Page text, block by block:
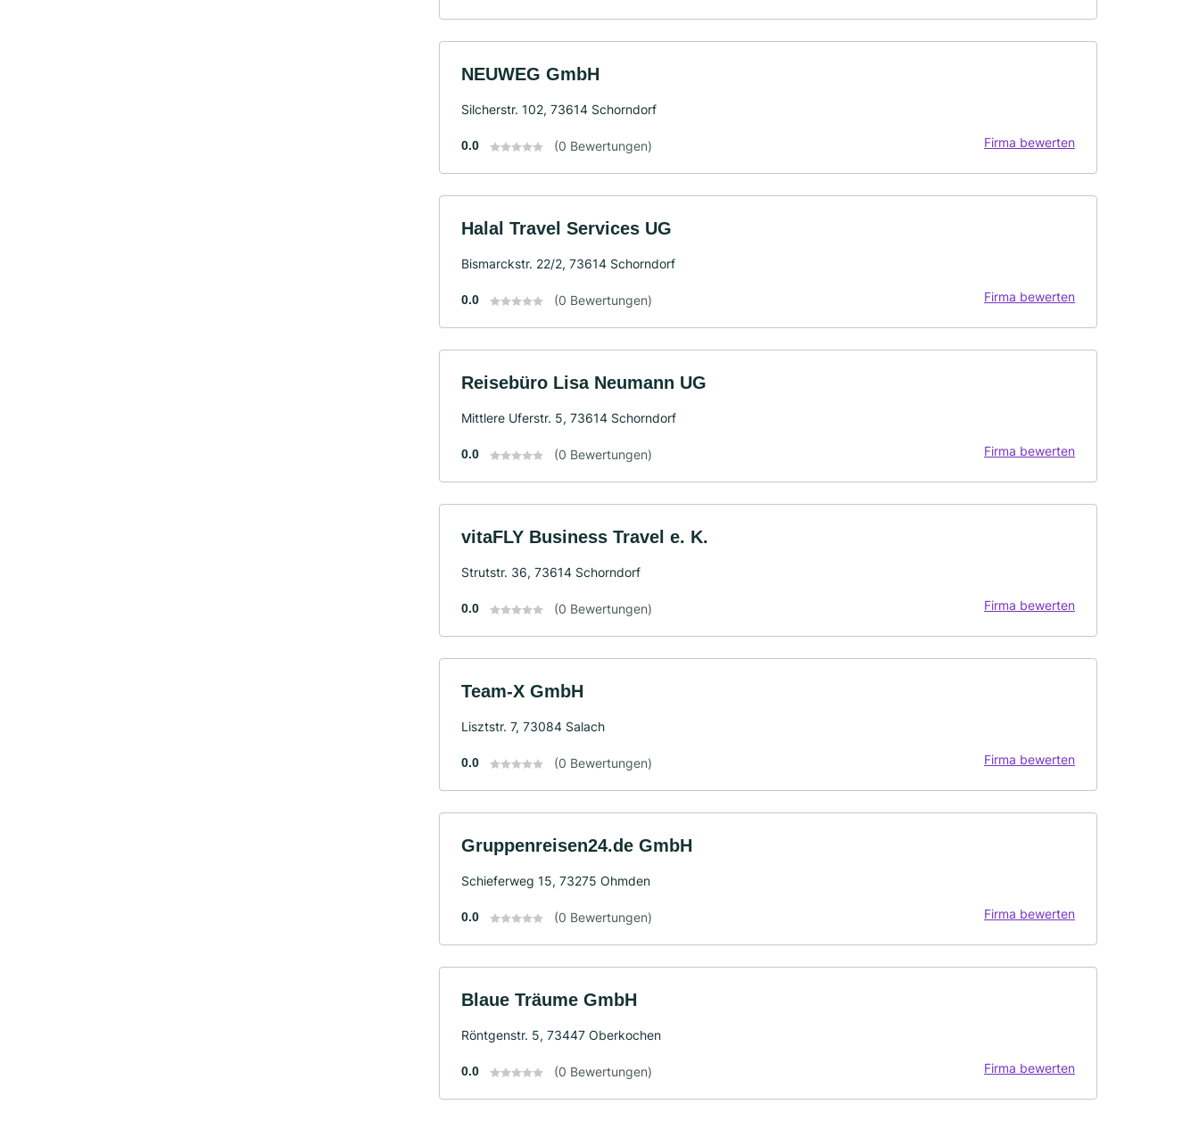
NEUWEG GmbH
Silcherstr. 102, 73614 Schorndorf
0.0 (0 Bewertungen) Firma bewerten
Halal Travel Services UG
Bismarckstr. 22/2, 73614 Schorndorf
0.0 (0 Bewertungen) Firma bewerten
Reisebüro Lisa Neumann UG
Mittlere Uferstr. 5, 73614 Schorndorf
0.0 (0 Bewertungen) Firma bewerten
vitaFLY Business Travel e. K.
Strutstr. 36, 73614 Schorndorf
0.0 (0 Bewertungen) Firma bewerten
Team-X GmbH
Lisztstr. 7, 73084 Salach
0.0 (0 Bewertungen) Firma bewerten
Gruppenreisen24.de GmbH
Schieferweg 15, 73275 Ohmden
0.0 (0 Bewertungen) Firma bewerten
Blaue Träume GmbH
Röntgenstr. 5, 73447 Oberkochen
0.0 (0 Bewertungen) Firma bewerten